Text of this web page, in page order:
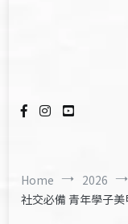
Home 2026
社交必備 青年學子美